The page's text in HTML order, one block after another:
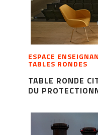
ESPACE
TABLES RONDES
TABLE RONDE
DU